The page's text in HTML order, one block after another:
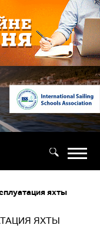
яхты
ЯХТЫ